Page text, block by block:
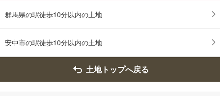
け
・
条
を
群馬県の駅徒歩10分以内の土地
安中市の駅徒歩10分以内の土地
土地トップへ戻る